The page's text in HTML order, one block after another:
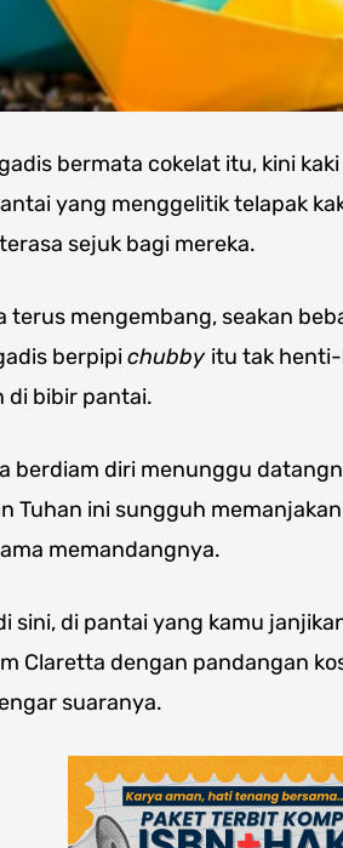
bermata cokelat itu, kini
yang menggelitik telapak
sejuk bagi mereka.
terus mengembang, seakan
berpipichubby itu tak
di bibir pantai.
berdiam diri menunggu
Tuhan ini sungguh
memandangnya.
sini, di pantai yang kamu
Claretta dengan pandangan
suaranya.